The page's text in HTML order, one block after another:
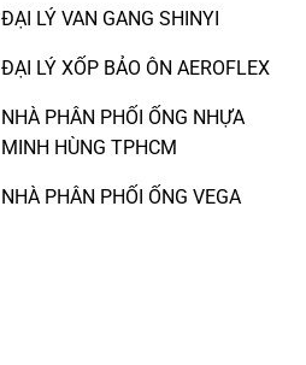
ĐẠI LÝ VAN GANG SHINYI
ĐẠI LÝ XỐP BẢO ÔN AEROFLEX
NHÀ PHÂN PHỐI ỐNG NHỰA
MINH HÙNG TPHCM
NHÀ PHÂN PHỐI ỐNG VEGA